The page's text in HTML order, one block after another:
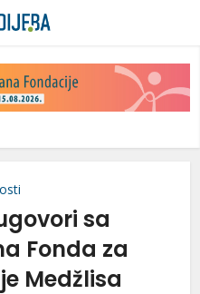
sa
Fonda za
Medžlisa